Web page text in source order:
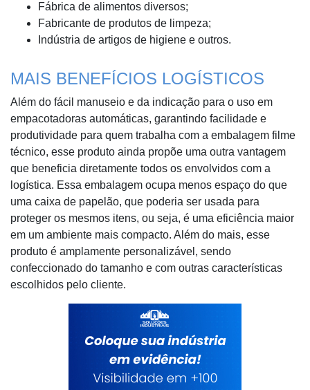
Fábrica de alimentos diversos;
Fabricante de produtos de limpeza;
Indústria de artigos de higiene e outros.
MAIS BENEFÍCIOS LOGÍSTICOS
Além do fácil manuseio e da indicação para o uso em
empacotadoras automáticas, garantindo facilidade e
produtividade para quem trabalha com a embalagem filme
técnico, esse produto ainda propõe uma outra vantagem
que beneficia diretamente todos os envolvidos com a
logística. Essa embalagem ocupa menos espaço do que
uma caixa de papelão, que poderia ser usada para
proteger os mesmos itens, ou seja, é uma eficiência maior
em um ambiente mais compacto. Além do mais, esse
produto é amplamente personalizável, sendo
confeccionado do tamanho e com outras características
escolhidos pelo cliente.